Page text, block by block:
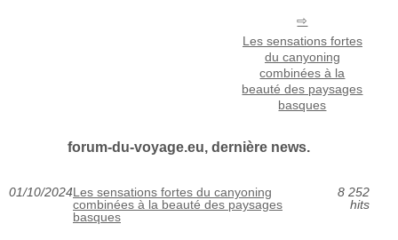
Les sensations fortes
du canyoning
combinées à la
beauté des paysages
basques
forum-du-voyage.eu, dernière news.
01/10/2024Les sensations fortes du canyoning
combinées à la beauté des paysages
basques
8 252
hits